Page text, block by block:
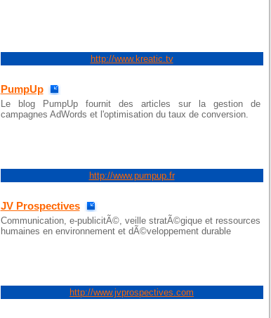
http://www.kreatic.tv
PumpUp
Le blog PumpUp fournit des articles sur la gestion de
campagnes AdWords et l'optimisation du taux de conversion.
http://www.pumpup.fr
JV Prospectives
Communication, e-publicitÃ©, veille stratÃ©gique et ressources
humaines en environnement et dÃ©veloppement durable
http://www.jvprospectives.com